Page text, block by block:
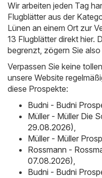
Wir arbeiten jeden Tag
Flugblätter aus der
Lünen an einem Ort zur
13 Flugblätter direkt hier.
begrenzt, zögern Sie
Verpassen Sie keine
unsere Website
diese Prospekte:
Budni - Budni
Müller - Müller Die
29.08.2026),
Müller - Müller
Rossmann -
07.08.2026),
Budni - Budni